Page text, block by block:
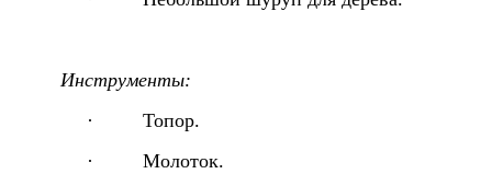
Инструменты:
·Топор.
·Молоток.